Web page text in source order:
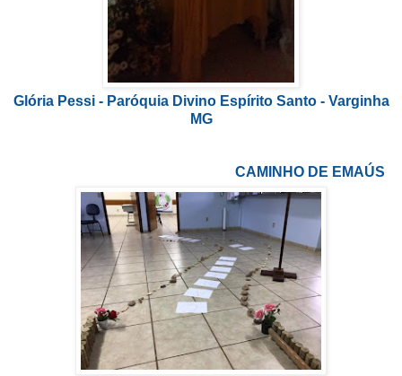
Glória Pessi - Paróquia Divino Espírito Santo - Varginha
MG
CAMINHO DE EMAÚS